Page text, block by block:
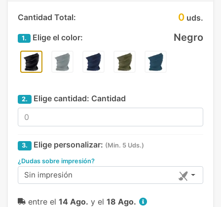
Cantidad Total: 0 uds.
1. Elige el color: Negro
2. Elige cantidad: Cantidad
3. Elige personalizar: (Min. 5 Uds.)
¿Dudas sobre impresión?
Sin impresión
entre el 14 Ago. y el 18 Ago.